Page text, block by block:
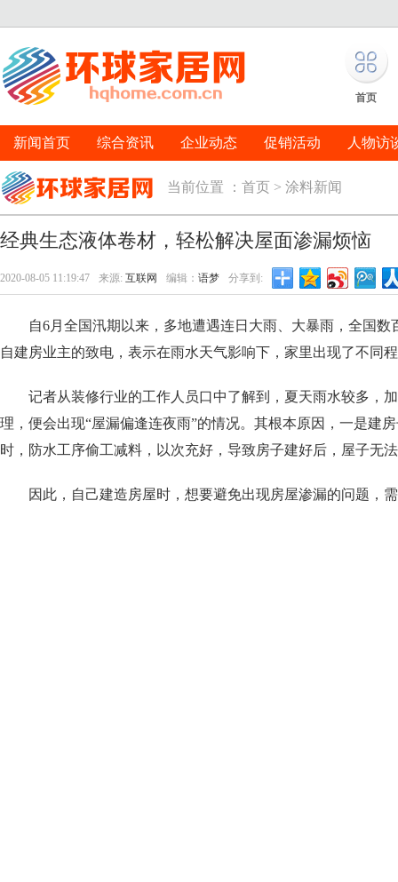
首页
新闻首页 综合资讯 企业动态 促销活动 人物访
当前位置 ： 首页 > 涂料新闻
经典生态液体卷材，轻松解决屋面渗漏烦恼
2020-08-05 11:19:47 来源: 互联网 编辑： 语梦 分享到:
自6月全国汛期以来，多地遭遇连日大雨、大暴雨，全国数
自建房业主的致电，表示在雨水天气影响下，家里出现了不同
记者从装修行业的工作人员口中了解到，夏天雨水较多，
理，便会出现“屋漏偏逢连夜雨”的情况。其根本原因，一是建
时，防水工序偷工减料，以次充好，导致房子建好后，屋子无
因此，自己建造房屋时，想要避免出现房屋渗漏的问题，